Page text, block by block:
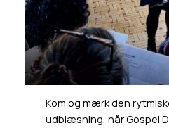
Kom og mærk den
udblæsning, når Gospel